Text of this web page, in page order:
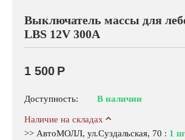
Выключатель массы для
LBS 12V 300А
1 500 Р
Доступность: В наличии
Наличие на складах
>> АвтоМОЛЛ, ул.Суздальская, 70 : 1